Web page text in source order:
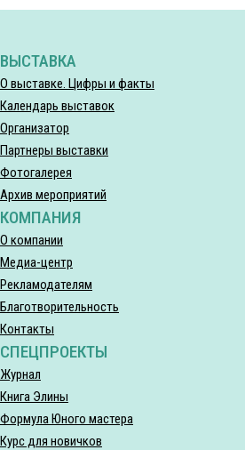
ВЫСТАВКА
О выставке. Цифры и факты
Календарь выставок
Организатор
Партнеры выставки
Фотогалерея
Архив мероприятий
КОМПАНИЯ
О компании
Медиа-центр
Рекламодателям
Благотворительность
Контакты
СПЕЦПРОЕКТЫ
Журнал
Книга Элины
Формула Юного мастера
Курс для новичков